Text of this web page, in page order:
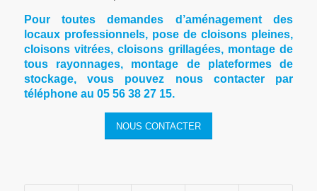
Pour toutes demandes d’aménagement des
locaux professionnels, pose de cloisons pleines,
cloisons vitrées, cloisons grillagées, montage de
tous rayonnages, montage de plateformes de
stockage, vous pouvez nous contacter par
téléphone au 05 56 38 27 15.
NOUS CONTACTER